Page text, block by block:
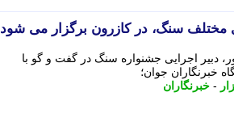
مختلف سنگ، در کازرون برگزار می شود
عباسپور، دبیر اجرایی جشنواره سنگ در گفت و گو با
خبرنگاران جوان؛
- خبرنگاران